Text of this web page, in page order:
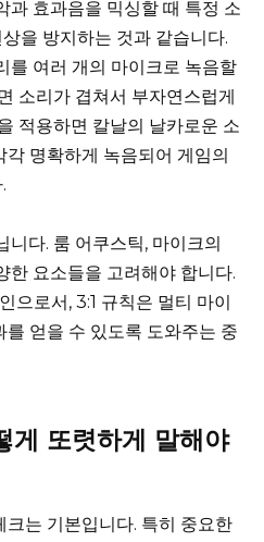
과 효과음을 믹싱할 때 특정 소
을 방지하는 것과 같습니다.
를 여러 개의 마이크로 녹음할
소리가 겹쳐서 부자연스럽게
적용하면 칼날의 날카로운 소
명확하게 녹음되어 게임의
니다. 룸 어쿠스틱, 마이크의
한 요소들을 고려해야 합니다.
으로서, 3:1 규칙은 멀티 마이
얻을 수 있도록 도와주는 중
게 또렷하게 말해야
는 기본입니다. 특히 중요한